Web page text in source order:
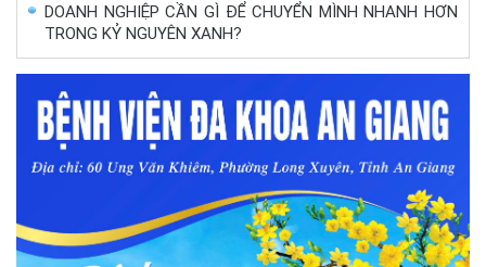
DOANH NGHIỆP CẦN GÌ ĐỂ CHUYỂN MÌNH NHANH HƠN
TRONG KỶ NGUYÊN XANH?